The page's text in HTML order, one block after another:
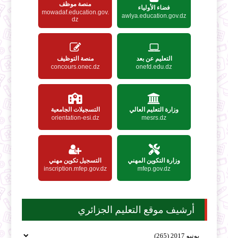
فضاء الأولياء
awlya.education.gov.dz
منصة موظف
mowadaf.education.gov.
dz
التعليم عن بعد
onefd.edu.dz
منصة التوظيف
concours.onec.dz
وزارة التعليم العالي
mesrs.dz
التسجيلات الجامعية
orientation-esi.dz
وزارة التكوين المهني
mfep.gov.dz
التسجيل تكوين مهني
inscription.mfep.gov.dz
أرشيف موقع التعليم الجزائري